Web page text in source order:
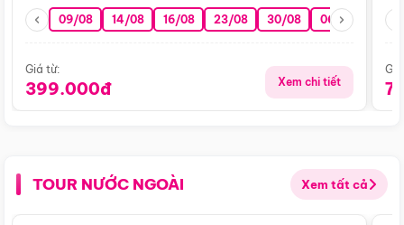
09/08 14/08 16/08 23/08 30/08 06/09 13/09
Giá từ:
399.000đ Xem chi tiết
TOUR NƯỚC NGOÀI Xem tất cả
Điểm nổi bật